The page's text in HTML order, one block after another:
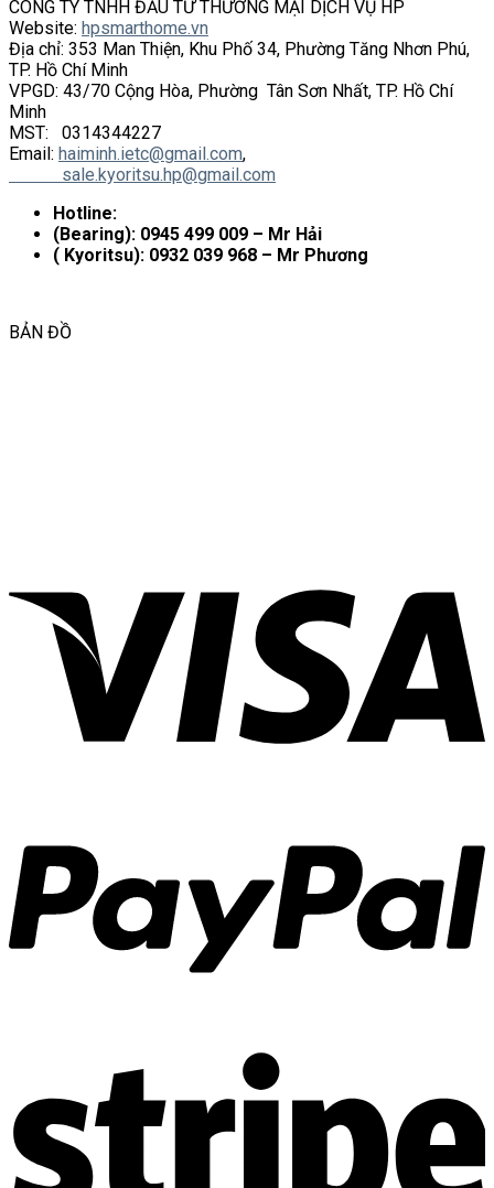
CÔNG TY TNHH ĐẦU TƯ THƯƠNG MẠI DỊCH VỤ HP
Website: hpsmarthome.vn
Địa chỉ: 353 Man Thiện, Khu Phố 34, Phường Tăng Nhơn Phú,
TP. Hồ Chí Minh
VPGD: 43/70 Cộng Hòa, Phường Tân Sơn Nhất, TP. Hồ Chí
Minh
MST: 0314344227
Email: haiminh.ietc@gmail.com,
sale.kyoritsu.hp@gmail.com
Hotline:
(Bearing): 0945 499 009 – Mr Hải
( Kyoritsu): 0932 039 968 – Mr Phương
BẢN ĐỒ